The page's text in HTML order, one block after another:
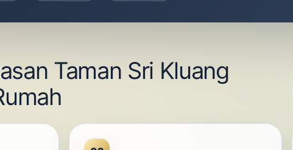
Taman Sri Kluang